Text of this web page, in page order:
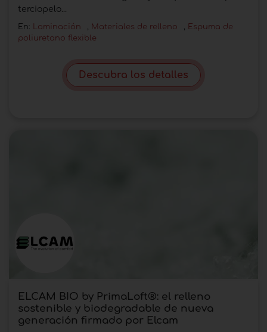
terciopelo...
En: Laminación Materiales de relleno
Espuma de
poliuretano flexible
Descubra los detalles
ELCAM BIO by PrimaLoft®: el relleno
sostenible y biodegradable de nueva
generación firmado por Elcam